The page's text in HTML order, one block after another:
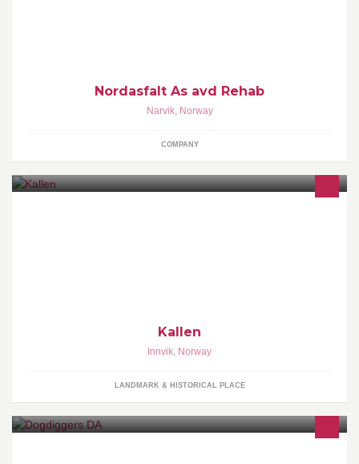
Nordasfalt As avd Rehab
Narvik, Norway
COMPANY
Kallen
Innvik, Norway
LANDMARK & HISTORICAL PLACE